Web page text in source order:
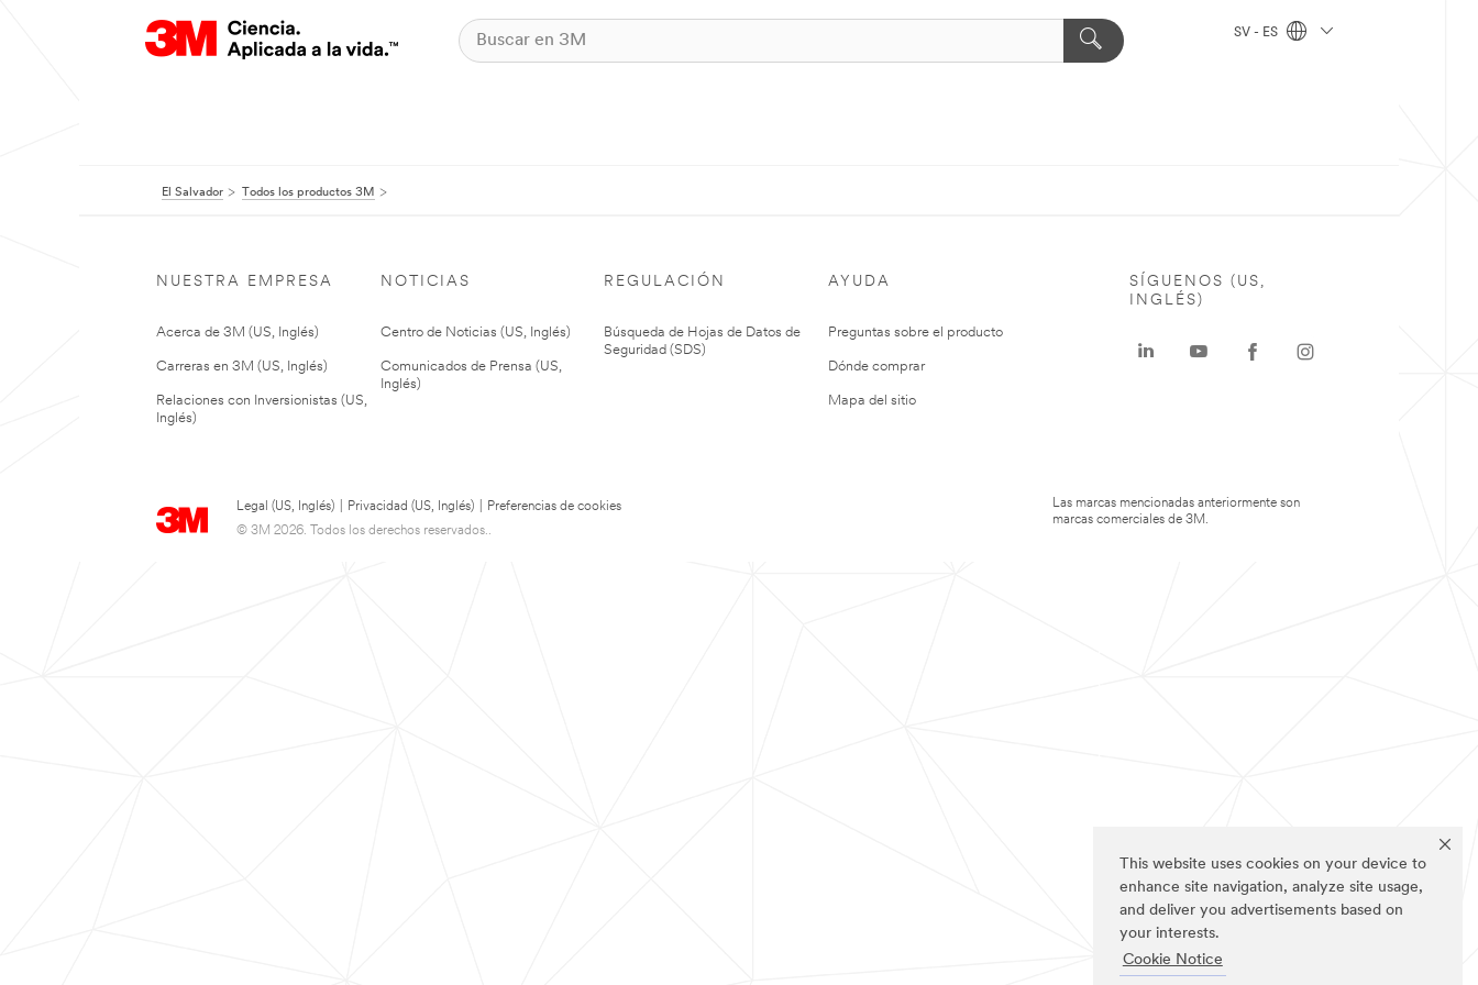
This website uses cookies on your device to
enhance site navigation, analyze site usage,
and deliver you advertisements based on
your interests.
Cookie Notice
SV - ES
El Salvador Todos los productos 3M
NUESTRA EMPRESA
Acerca de 3M (US, Inglés)
Carreras en 3M (US, Inglés)
Relaciones con Inversionistas (US,
Inglés)
NOTICIAS
Centro de Noticias (US, Inglés)
Comunicados de Prensa (US,
Inglés)
REGULACIÓN
Búsqueda de Hojas de Datos de
Seguridad (SDS)
AYUDA
Preguntas sobre el producto
Dónde comprar
Mapa del sitio
Legal (US, Inglés) Privacidad (US, Inglés)
Preferencias de cookies
© 3M 2026. Todos los derechos reservados..
SÍGUENOS (US,
INGLÉS)
Las marcas mencionadas anteriormente son
marcas comerciales de 3M.